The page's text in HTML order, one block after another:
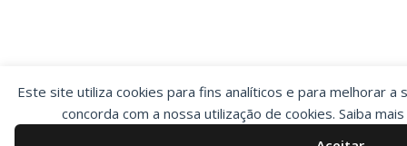
Este site utiliza cookies para fins analíticos e para melhorar a
concorda com a nossa utilização de cookies. Saiba